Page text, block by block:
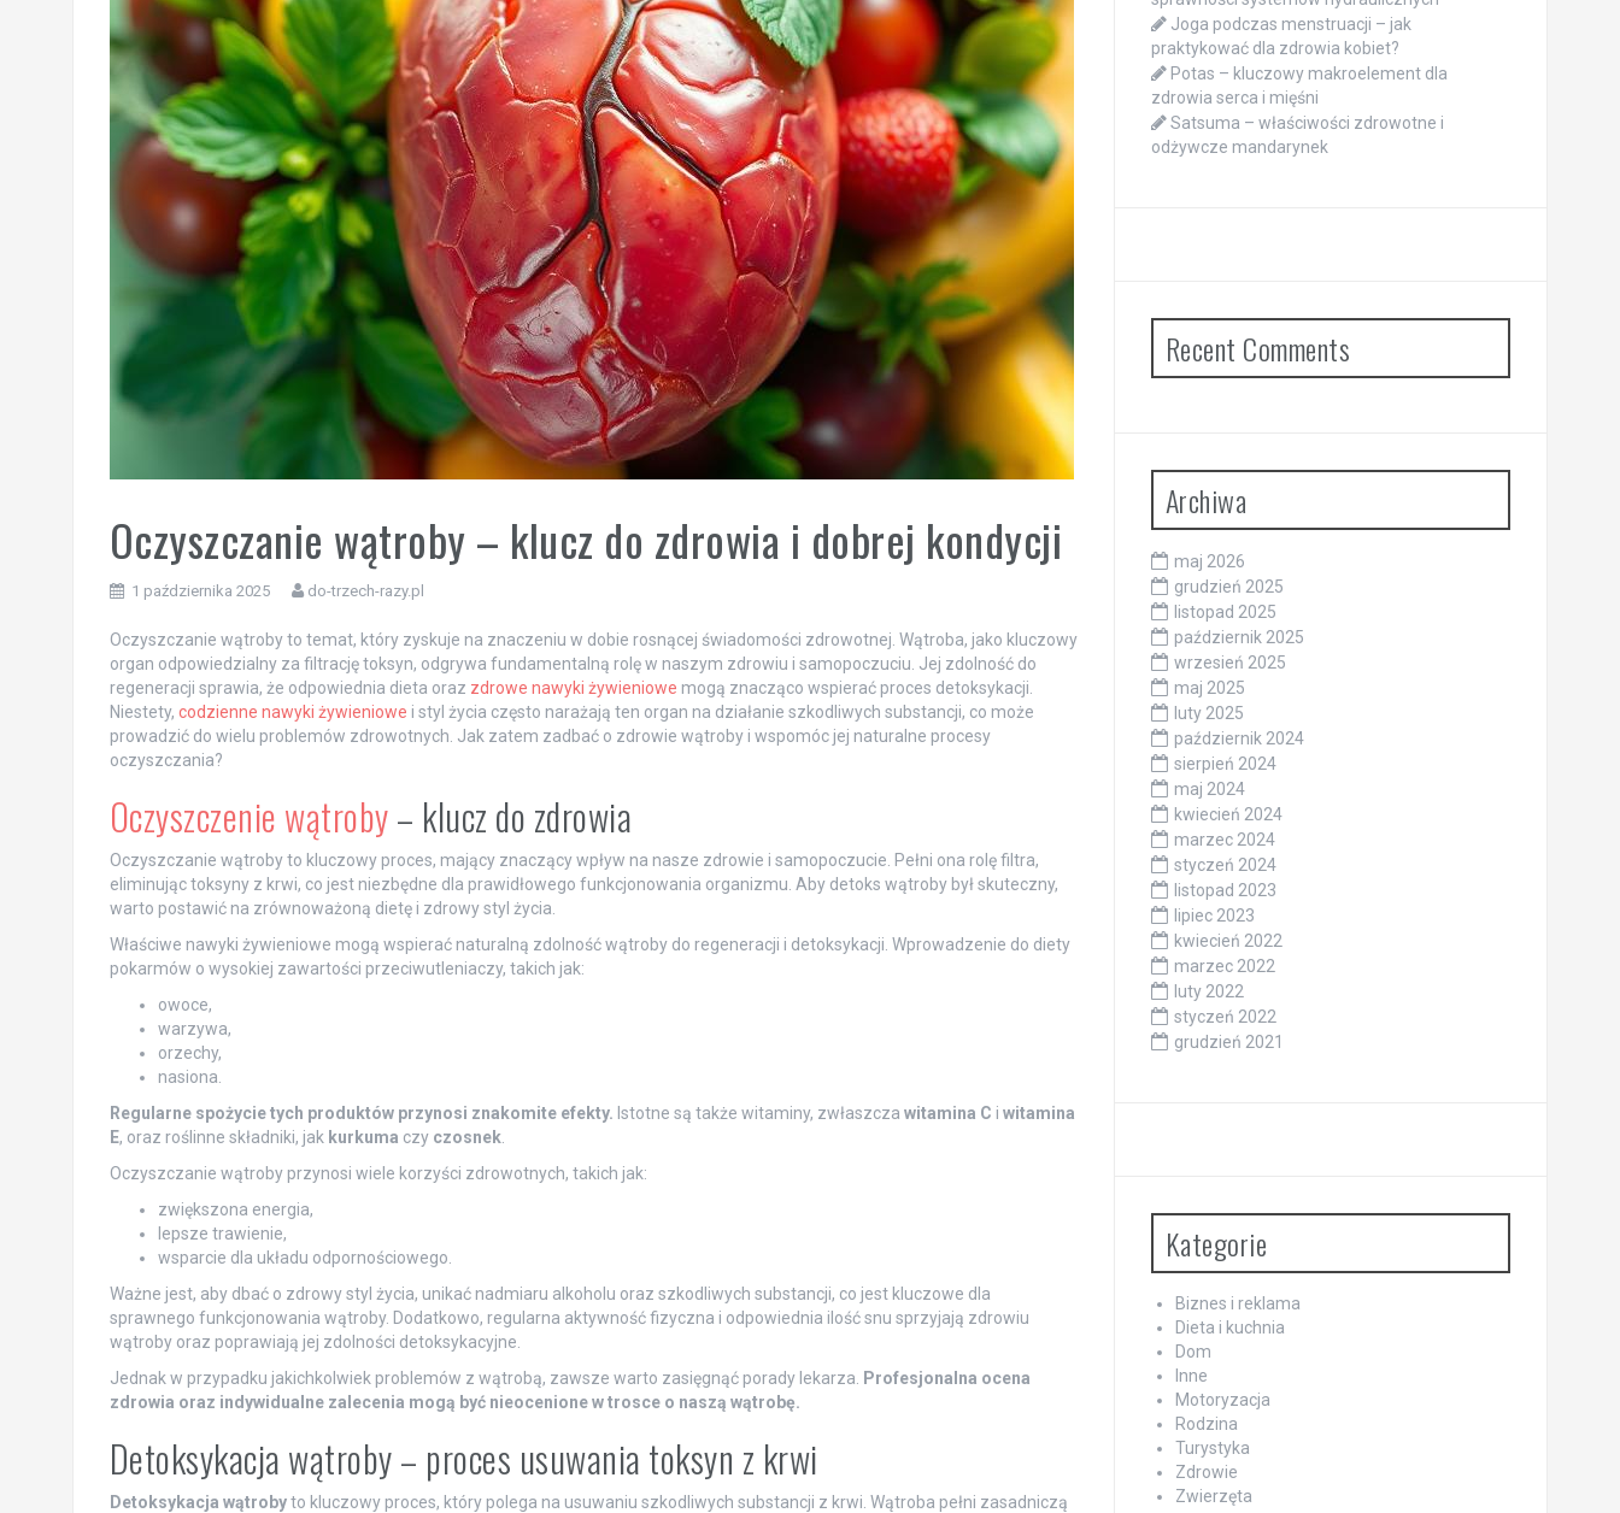
Oczyszczanie wątroby – klucz do zdrowia i dobrej kondycji
1 października 2025 do-trzech-razy.pl
Oczyszczanie wątroby to temat, który zyskuje na znaczeniu w dobie rosnącej świadomości zdrowotnej. Wątroba, jako kluczowy
organ odpowiedzialny za filtrację toksyn, odgrywa fundamentalną rolę w naszym zdrowiu i samopoczuciu. Jej zdolność do
regeneracji sprawia, że odpowiednia dieta oraz zdrowe nawyki żywieniowe mogą znacząco wspierać proces detoksykacji.
Niestety, codzienne nawyki żywieniowe i styl życia często narażają ten organ na działanie szkodliwych substancji, co może
prowadzić do wielu problemów zdrowotnych. Jak zatem zadbać o zdrowie wątroby i wspomóc jej naturalne procesy
oczyszczania?
Oczyszczenie wątroby– klucz do zdrowia
Oczyszczanie wątroby to kluczowy proces, mający znaczący wpływ na nasze zdrowie i samopoczucie. Pełni ona rolę filtra,
eliminując toksyny z krwi, co jest niezbędne dla prawidłowego funkcjonowania organizmu. Aby detoks wątroby był skuteczny,
warto postawić na zrównoważoną dietę i zdrowy styl życia.
Właściwe nawyki żywieniowe mogą wspierać naturalną zdolność wątroby do regeneracji i detoksykacji. Wprowadzenie do diety
pokarmów o wysokiej zawartości przeciwutleniaczy, takich jak:
owoce,
warzywa,
orzechy,
nasiona.
Regularne spożycie tych produktów przynosi znakomite efekty. Istotne są także witaminy, zwłaszcza witamina C i witamina
E, oraz roślinne składniki, jak kurkuma czy czosnek.
Oczyszczanie wątroby przynosi wiele korzyści zdrowotnych, takich jak:
zwiększona energia,
lepsze trawienie,
wsparcie dla układu odpornościowego.
Ważne jest, aby dbać o zdrowy styl życia, unikać nadmiaru alkoholu oraz szkodliwych substancji, co jest kluczowe dla
sprawnego funkcjonowania wątroby. Dodatkowo, regularna aktywność fizyczna i odpowiednia ilość snu sprzyjają zdrowiu
wątroby oraz poprawiają jej zdolności detoksykacyjne.
Jednak w przypadku jakichkolwiek problemów z wątrobą, zawsze warto zasięgnąć porady lekarza.
Profesjonalna ocena
zdrowia oraz indywidualne zalecenia mogą być nieocenione w trosce o naszą wątrobę.
Detoksykacja wątroby – proces usuwania toksyn z krwi
Detoksykacja wątrobyto kluczowy proces, który polega na usuwaniu szkodliwych substancji z krwi. Wątroba pełni zasadniczą
Joga podczas menstruacji – jak
praktykować dla zdrowia kobiet?
Potas – kluczowy makroelement dla
zdrowia serca i mięśni
Satsuma – właściwości zdrowotne i
odżywcze mandarynek
Recent Comments
Archiwa
maj 2026
grudzień 2025
listopad 2025
październik 2025
wrzesień 2025
maj 2025
luty 2025
październik 2024
sierpień 2024
maj 2024
kwiecień 2024
marzec 2024
styczeń 2024
listopad 2023
lipiec 2023
kwiecień 2022
marzec 2022
luty 2022
styczeń 2022
grudzień 2021
Kategorie
Biznes i reklama
Dieta i kuchnia
Dom
Inne
Motoryzacja
Rodzina
Turystyka
Zdrowie
Zwierzęta